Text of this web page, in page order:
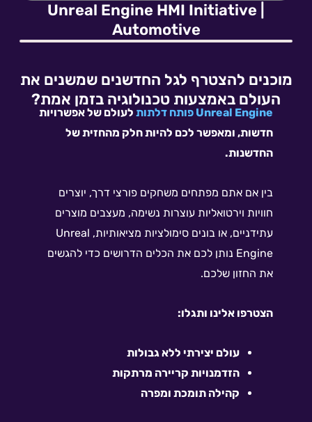
Unreal Engine HMI Initiative |
Automotive
מוכנים להצטרף לגל החדשנים שמשנים את
העולם באמצעות טכנולוגיה בזמן אמת?
Unreal Engine פותח דלתות
לעולם של אפשרויות
חדשות, ומאפשר לכם להיות חלק מהחזית של
החדשנות.
בין אם אתם מפתחים משחקים פורצי דרך, יוצרים
חוויות וירטואליות עוצרות נשימה, מעצבים מוצרים
עתידניים, או בונים סימולציות מציאותיות, Unreal
Engine נותן לכם את הכלים הדרושים כדי להגשים
את החזון שלכם.
הצטרפו אלינו ותגלו:
עולם יצירתי ללא גבולות
הזדמנויות קריירה מרתקות
קהילה תומכת ומפרה